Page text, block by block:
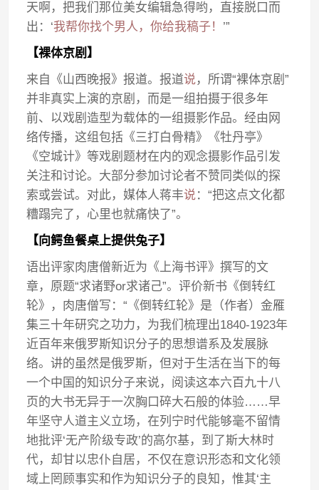
天啊，把我们那位美女编辑急得哟，直接脱口而
出：‘我帮你找个男人，你给我稿子！ ’”
【裸体京剧】
来自《山西晚报》报道。报道说，所谓“裸体京剧”
并非真实上演的京剧，而是一组拍摄于很多年
前、以戏剧造型为载体的一组摄影作品。经由网
络传播，这组包括《三打白骨精》《牡丹亭》
《空城计》等戏剧题材在内的观念摄影作品引发
关注和讨论。大部分参加讨论者不赞同类似的探
索或尝试。对此，媒体人蒋丰说：“把这点文化都
糟蹋完了，心里也就痛快了”。
【向鳄鱼餐桌上提供兔子】
语出评家肉唐僧新近为《上海书评》撰写的文
章，原题“求诸野or求诸己”。评价新书《倒转红
轮》，肉唐僧写：“《倒转红轮》是（作者）金雁
集三十年研究之功力，为我们梳理出1840-1923年
近百年来俄罗斯知识分子的思想谱系及发展脉
络。讲的虽然是俄罗斯，但对于生活在当下的每
一个中国的知识分子来说，阅读这本六百九十八
页的大书无异于一次胸口碎大石般的体验……早
年坚守人道主义立场，在列宁时代能够毫不留情
地批评‘无产阶级专政’的高尔基，到了斯大林时
代，却甘以忠仆自居，不仅在意识形态和文化领
域上罔顾事实和作为知识分子的良知，惟其‘主